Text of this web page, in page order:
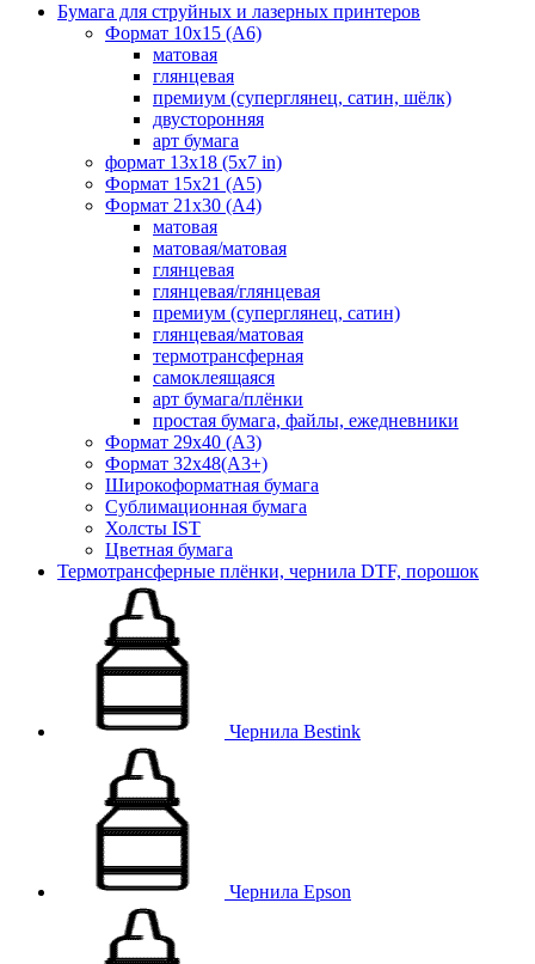
Бумага для струйных и лазерных принтеров
Формат 10х15 (A6)
матовая
глянцевая
премиум (суперглянец, сатин, шёлк)
двусторонняя
арт бумага
формат 13x18 (5x7 in)
Формат 15х21 (A5)
Формат 21х30 (А4)
матовая
матовая/матовая
глянцевая
глянцевая/глянцевая
премиум (суперглянец, сатин)
глянцевая/матовая
термотрансферная
самоклеящаяся
арт бумага/плёнки
простая бумага, файлы, ежедневники
Формат 29х40 (А3)
Формат 32х48(А3+)
Широкоформатная бумага
Сублимационная бумага
Холсты IST
Цветная бумага
Термотрансферные плёнки, чернила DTF, порошок
Чернила Bestink
Чернила Epson